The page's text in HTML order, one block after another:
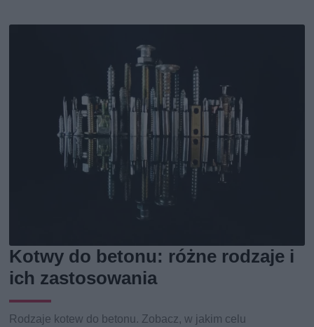
Kotwy do betonu: różne rodzaje i
ich zastosowania
Rodzaje kotew do betonu. Zobacz, w jakim celu